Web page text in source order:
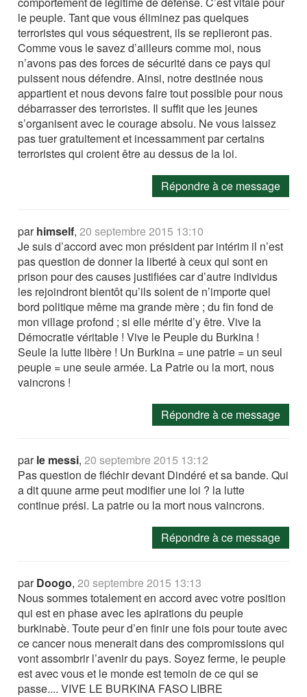
le peuple. Tant que vous éliminez pas quelques
terroristes qui vous séquestrent, ils se replieront pas.
Comme vous le savez d’ailleurs comme moi, nous
n’avons pas des forces de sécurité dans ce pays qui
puissent nous défendre. Ainsi, notre destinée nous
appartient et nous devons faire tout possible pour nous
débarrasser des terroristes. Il suffit que les jeunes
s’organisent avec le courage absolu. Ne vous laissez
pas tuer gratuitement et incessamment par certains
terroristes qui croient être au dessus de la loi.
Répondre à ce message
parhimself,20 septembre 2015 13:10
Je suis d’accord avec mon président par intérim il n’est
pas question de donner la liberté à ceux qui sont en
prison pour des causes justifiées car d’autre individus
les rejoindront bientôt qu’ils soient de n’importe quel
bord politique même ma grande mère ; du fin fond de
mon village profond ; si elle mérite d’y être. Vive la
Démocratie véritable ! Vive le Peuple du Burkina !
Seule la lutte libère ! Un Burkina = une patrie = un seul
peuple = une seule armée. La Patrie ou la mort, nous
vaincrons !
Répondre à ce message
parle messi,20 septembre 2015 13:12
Pas question de fléchir devant Dindéré et sa bande. Qui
a dit quune arme peut modifier une loi ? la lutte
continue prési. La patrie ou la mort nous vaincrons.
Répondre à ce message
parDoogo,20 septembre 2015 13:13
Nous sommes totalement en accord avec votre position
qui est en phase avec les apirations du peuple
burkinabè. Toute peur d’en finir une fois pour toute avec
ce cancer nous menerait dans des compromissions qui
vont assombrir l’avenir du pays. Soyez ferme, le peuple
est avec vous et le monde est temoin de ce qui se
passe.... VIVE LE BURKINA FASO LIBRE